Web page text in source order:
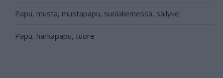
Papu, musta, mustapapu, suolaliemessä, säilyke
Papu, härkäpapu, tuore